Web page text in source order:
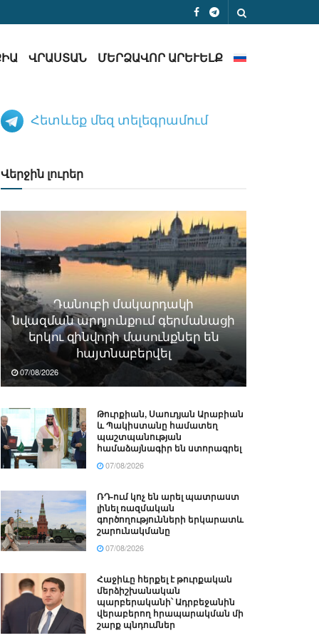
ՎՐԱՍՏԱՆ ՄԵՐՁԱՎՈՐ ԱՐԵՒԵԼՔ
Հետևեք մեզ տելեգրամում
Վերջին լուրեր
Դանուբի մակարդակի
նվազման արդյունքում գերմանացի
երկու զինվորի մասունքներ են
հայտնաբերվել
07/08/2026
Թուրքիան, Սաուդյան Արաբիան
և Պակիստանը համատեղ
պաշտպանության
համաձայնագիր են ստորագրել
07/08/2026
ՌԴ-ում կոչ են արել պատրաստ
լինել ռազմական
գործողությունների երկարատև
շարունակմանը
07/08/2026
Հաջիևը հերքել է թուրքական
մերձիշխանական
պարբերականի՝ Ադրբեջանին
վերաբերող հրապարակման մի
շարք պնդումներ